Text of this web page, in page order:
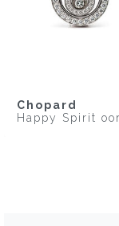
Chopard
Happy Spirit